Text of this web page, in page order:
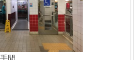
間